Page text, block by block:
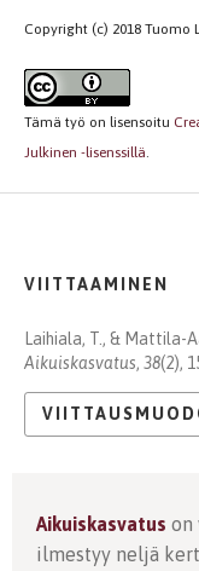
Copyright (c) 2018
Tämä työ on lisensoitu
Julkinen -lisenssillä.
VIITTAAMINEN
Laihiala, T., & Mattila-
Aikuiskasvatus, 38(2),
Aikuiskasvatus on
ilmestyy neljä